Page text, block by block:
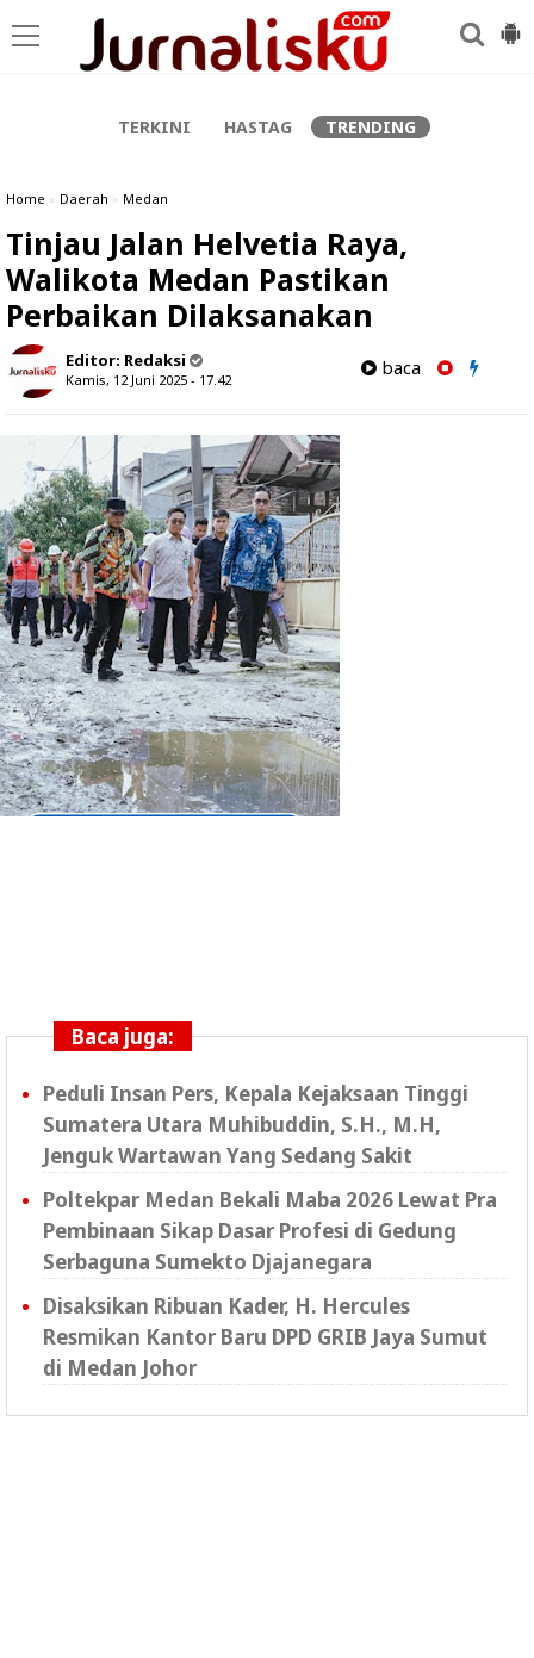
TERKINI HASTAG TRENDING
Home » Daerah » Medan
Tinjau Jalan Helvetia Raya,
Walikota Medan Pastikan
Perbaikan Dilaksanakan
Editor: Redaksi
Kamis, 12 Juni 2025 - 17.42
baca
Baca juga:
Peduli Insan Pers, Kepala Kejaksaan Tinggi
Sumatera Utara Muhibuddin, S.H., M.H,
Jenguk Wartawan Yang Sedang Sakit
Poltekpar Medan Bekali Maba 2026 Lewat Pra
Pembinaan Sikap Dasar Profesi di Gedung
Serbaguna Sumekto Djajanegara
Disaksikan Ribuan Kader, H. Hercules
Resmikan Kantor Baru DPD GRIB Jaya Sumut
di Medan Johor